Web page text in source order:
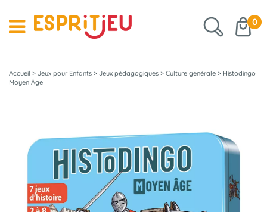
0
Accueil > Jeux pour Enfants > Jeux pédagogiques > Culture générale > Histodingo
Moyen Âge